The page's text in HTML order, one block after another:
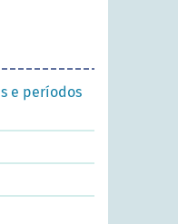
e períodos